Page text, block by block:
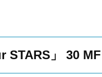
STARS」 30